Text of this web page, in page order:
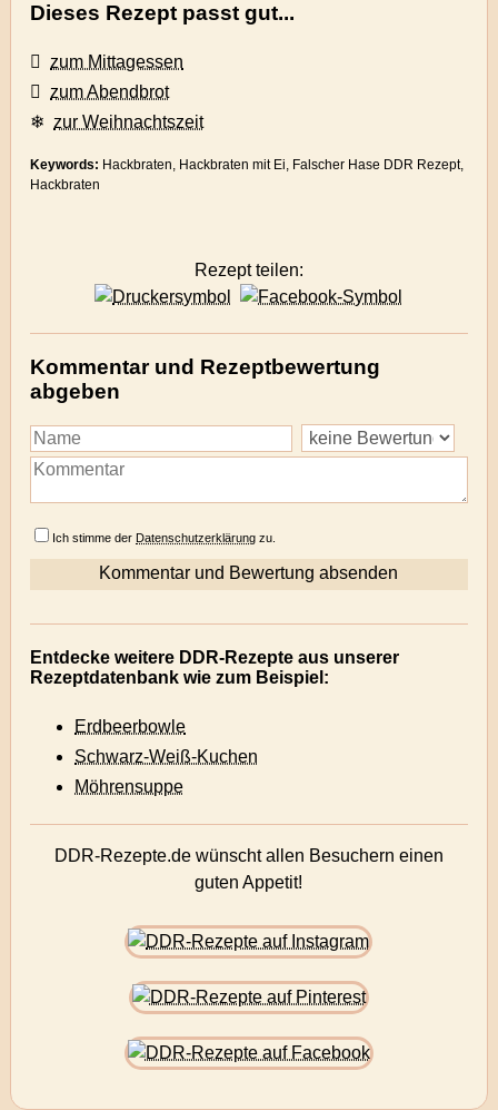
Dieses Rezept passt gut...
zum Mittagessen
zum Abendbrot
❄zur Weihnachtszeit
Keywords: Hackbraten, Hackbraten mit Ei, Falscher Hase DDR Rezept,
Hackbraten
Rezept teilen:
Kommentar und Rezeptbewertung
abgeben
Ich stimme derDatenschutzerklärung zu.
Entdecke weitere DDR-Rezepte aus unserer
Rezeptdatenbank wie zum Beispiel:
Erdbeerbowle
Schwarz-Weiß-Kuchen
Möhrensuppe
DDR-Rezepte.de wünscht allen Besuchern einen
guten Appetit!